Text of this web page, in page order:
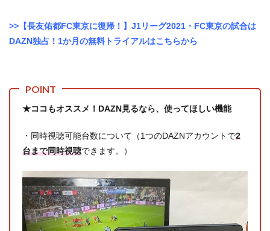
>>【長友佑都FC東京に復帰！】J1リーグ2021・FC東京の試合は
DAZN独占！1か月の無料トライアルはこちらから
★ココもオススメ！DAZN見るなら、使ってほしい機能
・同時視聴可能台数について（1つのDAZNアカウントで2
台まで同時視聴できます。）